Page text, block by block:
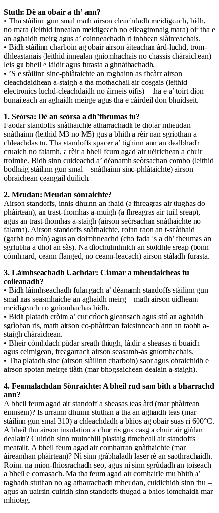
Stuth: Dè an obair a th’ ann?
• Tha stàilinn gun smal math airson cleachdadh meidigeach, bìdh,
no mara (leithid innealan meidigeach no eileagtronaig mara) oir tha e
an aghaidh meirg agus a’ coinneachadh ri inbhean slàinteachais.
• Bidh stàilinn charboin ag obair airson àiteachan àrd-luchd, trom-
dhleastanais (leithid innealan gnìomhachais no chassis chàraichean)
leis gu bheil e làidir agus furasta a ghnàthachadh.
• ’S e stàilinn sinc-phlàtaichte an roghainn as fheàrr airson
cleachdaidhean a-staigh a tha mothachail air cosgais (leithid
electronics luchd-cleachdaidh no àirneis oifis)—tha e a’ toirt dìon
bunaiteach an aghaidh meirge agus tha e càirdeil don bhuidseit.
1. Seòrsa: Dè an seòrsa a dh’fheumas tu?
Faodar standoffs snàthaichte atharrachadh le diofar mheudan
snàthainn (leithid M3 no M5) gus a bhith a rèir nan sgriothan a
chleachdas tu. Tha standoffs spacer a’ tighinn ann an dealbhadh
cruaidh no falamh, a rèir a bheil feum agad air uèirichean a chuir
troimhe. Bidh sinn cuideachd a’ dèanamh seòrsachan combo (leithid
bodhaig stàilinn gun smal + snàthainn sinc-phlàtaichte) airson
obraichean ceangail duilich.
2. Meudan: Meudan sònraichte?
Airson standoffs, innis dhuinn an fhaid (a fhreagras air tiughas do
phàirtean), an trast-thomhas a-muigh (a fhreagras air tuill sreap),
agus an trast-thomhas a-staigh (airson seòrsachan snàthaichte no
falamh). Airson standoffs snàthaichte, roinn raon an t-snàthaid
(garbh no mìn) agus an doimhneachd (cho fada ‘s a dh’ fheumas an
sgriubha a dhol an sàs). Na dìochuimhnich an stoidhle sreap (bonn
còmhnard, ceann flanged, no ceann-leacach) airson stàladh furasta.
3. Làimhseachadh Uachdar: Ciamar a mheudaicheas tu
coileanadh?
• Bidh làimhseachadh fulangach a’ dèanamh standoffs stàilinn gun
smal nas seasmhaiche an aghaidh meirg—math airson uidheam
meidigeach no gnìomhachas bìdh.
• Bidh platadh cròim a’ cur crìoch gleansach agus strì an aghaidh
sgrìoban ris, math airson co-phàirtean faicsinneach ann an taobh a-
staigh chàraichean.
• Bheir còmhdach pùdar sreath thiugh, làidir a sheasas ri buaidh
agus ceimigean, freagarrach airson seasamh-às gnìomhachais.
• Tha platadh sinc (airson stàilinn charboin) saor agus obraichidh e
airson spotan meirge tlàth (mar bhogsaichean dealain a-staigh).
4. Feumalachdan Sònraichte: A bheil rud sam bith a bharrachd
ann?
A bheil feum agad air standoff a sheasas teas àrd (mar phàirtean
einnsein)? Is urrainn dhuinn stuthan a tha an aghaidh teas (mar
stàilinn gun smal 310) a chleachdadh a bhios ag obair suas ri 600°C.
A bheil thu airson insulation a chur ris gus casg a chuir air giùlan
dealain? Cuiridh sinn muinchill plastaig timcheall air standoffs
meatailt. A bheil feum agad air comharran gnàthaichte (mar
àireamhan phàirtean)? Nì sinn gràbhaladh laser rè an saothrachaidh.
Roinn na mion-fhiosrachadh seo, agus nì sinn sgrùdadh an toiseach
a bheil e comasach. Ma tha feum agad air comhairle mu bhith a’
taghadh stuthan no ag atharrachadh mheudan, cuidichidh sinn thu –
agus an uairsin cuiridh sinn standoffs thugad a bhios iomchaidh mar
mhiotag.